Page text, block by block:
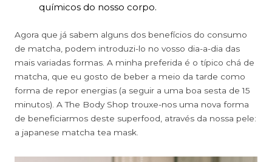
químicos do nosso corpo.
Agora que já sabem alguns dos benefícios do consumo
de matcha, podem introduzi-lo no vosso dia-a-dia das
mais variadas formas. A minha preferida é o típico chá de
matcha, que eu gosto de beber a meio da tarde como
forma de repor energias (a seguir a uma boa sesta de 15
minutos). A The Body Shop trouxe-nos uma nova forma
de beneficiarmos deste superfood, através da nossa pele:
a japanese matcha tea mask.